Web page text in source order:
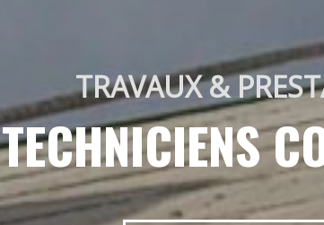
TRAVAUX &
TECHNICIENS